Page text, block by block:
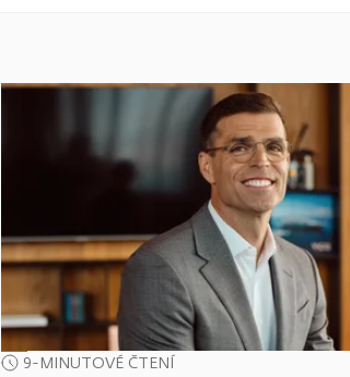
9-MINUTOVÉ ČTENÍ